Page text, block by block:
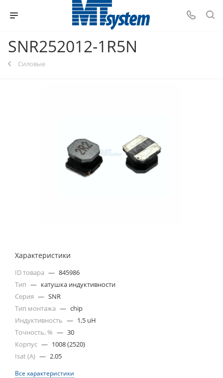
SNR252012-1R5N
Силовые
Характеристики
ID товара — 845986
Тип — катушка индуктивности
Серия — SNR
Тип монтажа — chip
Индуктивность — 1,5 uH
Точность, % — 30
Корпус — 1008 (2520)
Isat (A) — 2.05
Все характеристики